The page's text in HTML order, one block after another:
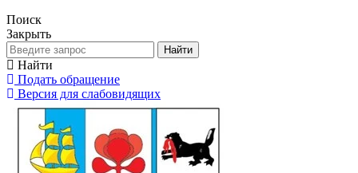
Поиск
Закрыть
Найти
Найти
Подать обращение
Версия для слабовидящих